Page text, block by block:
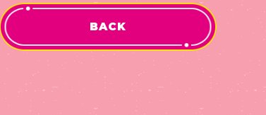
BACK